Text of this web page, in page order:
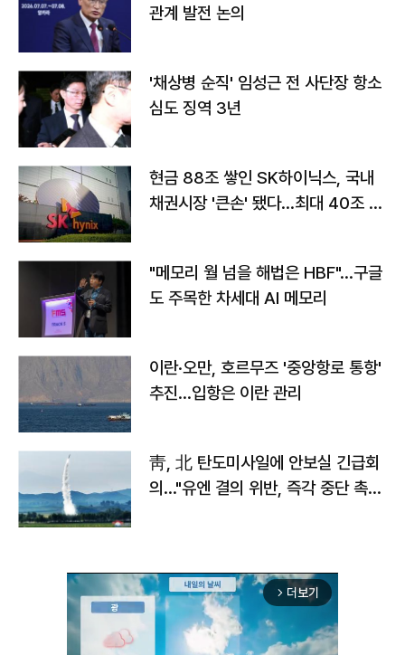
관계 발전 논의
'채상병 순직' 임성근 전 사단장 항소
심도 징역 3년
현금 88조 쌓인 SK하이닉스, 국내
채권시장 '큰손' 됐다…최대 40조 투
"메모리 월 넘을 해법은 HBF"…구글
도 주목한 차세대 AI 메모리
이란·오만, 호르무즈 '중앙항로 통항'
추진…입항은 이란 관리
靑, 北 탄도미사일에 안보실 긴급회
의…"유엔 결의 위반, 즉각 중단 촉
arrow_forward_ios 더보기